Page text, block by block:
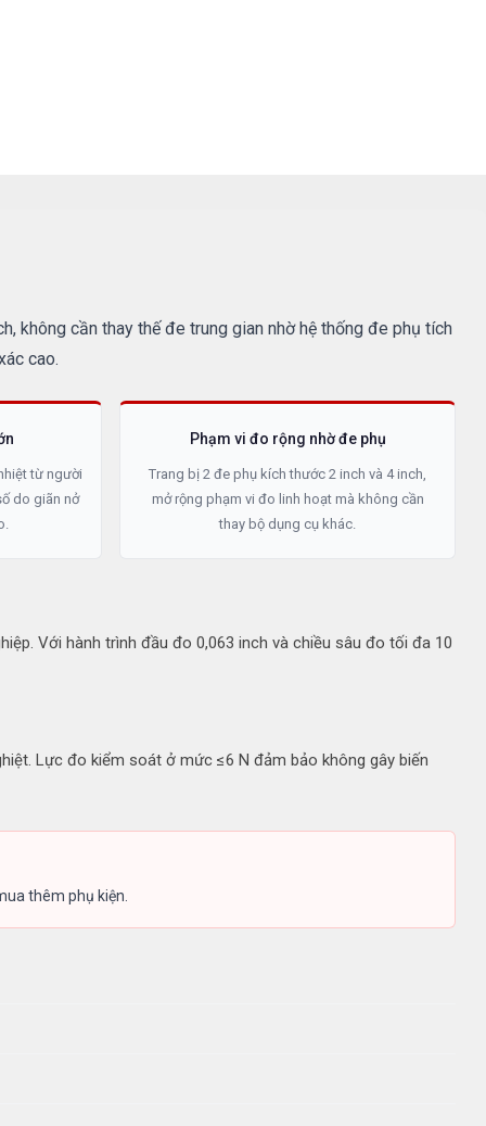
không cần thay thế đe trung gian nhờ hệ thống đe phụ tích
cao.
từ người
do giãn nở
Phạm vi đo rộng nhờ đe phụ
Trang bị 2 đe phụ kích thước 2 inch và 4 inch,
mở rộng phạm vi đo linh hoạt mà không cần
thay bộ dụng cụ khác.
Với hành trình đầu đo 0,063 inch và chiều sâu đo tối đa 10
Lực đo kiểm soát ở mức ≤6 N đảm bảo không gây biến
thêm phụ kiện.